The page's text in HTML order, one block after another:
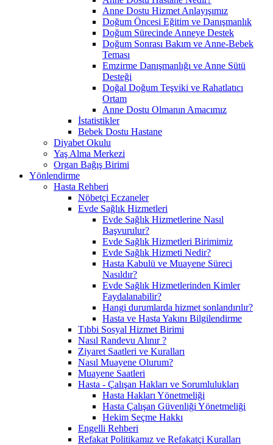
Anne Dostu Hizmet Anlayışımız
Doğum Öncesi Eğitim ve Danışmanlık
Doğum Sürecinde Anneye Destek
Doğum Sonrası Bakım ve Anne-Bebek
Teması
Emzirme Danışmanlığı ve Anne Sütü
Desteği
Doğal Doğum Teşviki ve Rahatlatıcı
Ortam
Anne Dostu Olmanın Amacımız
İstatistikler
Bebek Dostu Hastane
Diyabet Okulu
Yaş Alma Merkezi
Organ Bağış Birimi
Yönlendirme
Hasta Rehberi
Nöbetçi Eczaneler
Evde Sağlık Hizmetleri
Evde Sağlık Hizmetlerine Nasıl
Başvurulur?
Evde Sağlık Hizmetleri Birimimiz
Evde Sağlık Hizmeti Nedir?
Hasta Kabulü ve Muayene Süreci
Nasıldır?
Evde Sağlık Hizmetlerinden Kimler
Faydalanabilir?
Hangi durumlarda hizmet sonlandırılır?
Hasta ve Hasta Yakını Bilgilendirme
Tıbbi Sosyal Hizmet Birimi
Nasıl Randevu Alınır ?
Ziyaret Saatleri ve Kuralları
Nasıl Muayene Olurum?
Muayene Saatleri
Hasta - Çalışan Hakları ve Sorumlulukları
Hasta Hakları Yönetmeliği
Hasta Çalışan Güvenliği Yönetmeliği
Hekim Seçme Hakkı
Engelli Rehberi
Refakat Politikamız ve Refakatçi Kuralları